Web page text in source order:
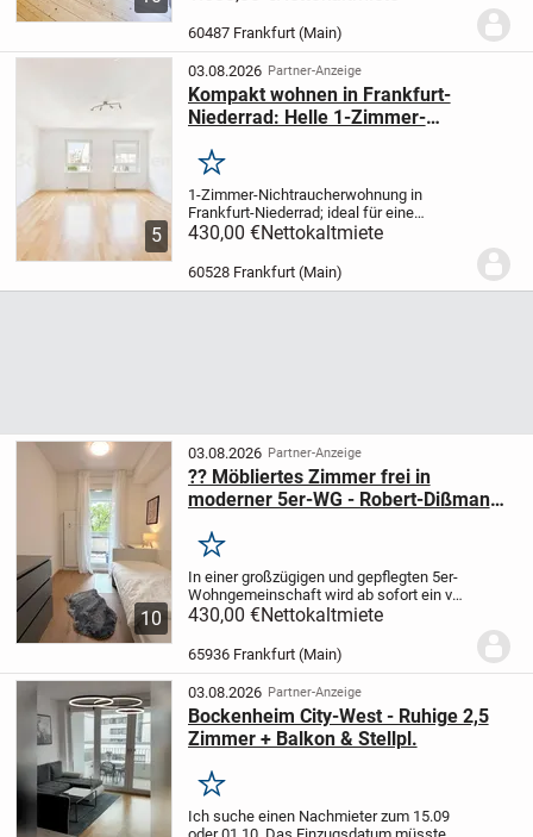
fußläufig erreichbar
der Wohnung * große
WohnkücheGepflegtes...
60487 Frankfurt (Main)
5
03.08.2026 Partner-Anzeige
Kompakt wohnen in Frankfurt-
Niederrad: Helle 1-Zimmer-
Merken
1-Zimmer-Nichtraucherwohnung in
Frankfurt-Niederrad; ideal für eine
Einzelperson, die eine kompakte
Anbindung sucht. Auf ca. 32 m²
Wohnfläche verteilen sich ein...
430,00 €Nettokaltmiete
60528 Frankfurt (Main)
10
03.08.2026 Partner-Anzeige
?? Möbliertes Zimmer frei in
moderner 5er-WG - Robert-Dißmann-
Merken
In einer großzügigen und gepflegten 5er-
Wohngemeinschaft wird ab sofort ein voll
möbliertes Zimmer frei! Ideal für
Berufstätige, die komfortabel wohnen und
430,00 €Nettokaltmiete
65936 Frankfurt (Main)
03.08.2026 Partner-Anzeige
Bockenheim City-West - Ruhige 2,5
Zimmer + Balkon & Stellpl.
Merken
Ich suche einen Nachmieter zum 15.09